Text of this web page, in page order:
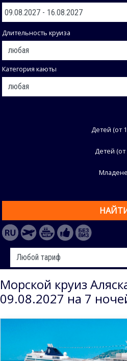
Длительность круиза
Категория каюты
Детей (от
Детей (от
Морской круиз
09.08.2027 на 7